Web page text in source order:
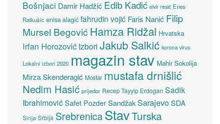
Bošnjaci Damir Hadžić Edib Kadić elvir resić Enes
Ratkušić enisa alagić fahrudin vojić Faris Nanić Filip
Mursel Begović Hamza Ridžal Hrvatska
Irfan Horozović Izbori Jakub Salkić korona virus
Lokalni izbori 2020 magazin stav Mahir Sokolija
Mirza Skenderagić Mostar mustafa drnišlić
Nedim Hasić prijedor Recep Tayyip Erdogan Sadik
Ibrahimović Safet Pozder SandžakSarajevoSDA
Sirija Srbija SrebrenicaStavTurska